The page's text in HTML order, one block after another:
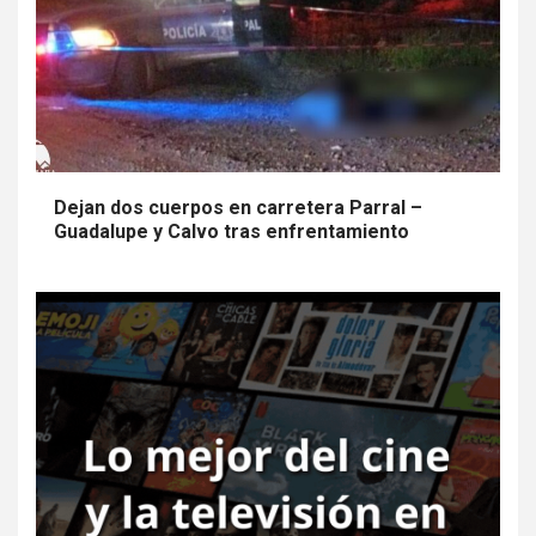
Dejan dos cuerpos en carretera Parral –
Guadalupe y Calvo tras enfrentamiento